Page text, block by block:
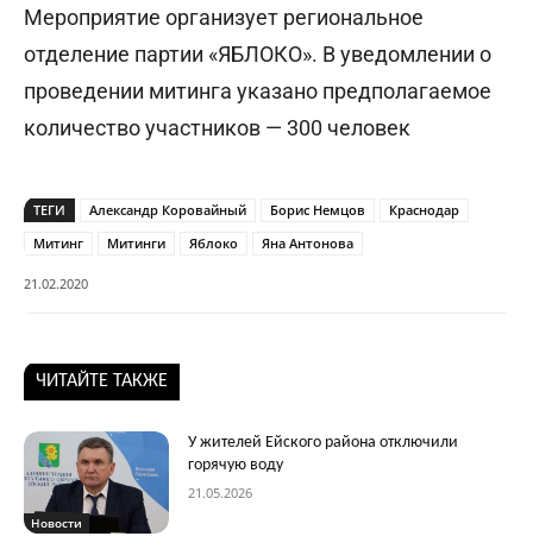
Мероприятие организует региональное
отделение партии «ЯБЛОКО». В уведомлении о
проведении митинга указано предполагаемое
количество участников — 300 человек
ТЕГИ Александр Коровайный Борис Немцов
Краснодар
Митинг
Митинги Яблоко Яна Антонова
21.02.2020
ЧИТАЙТЕ ТАКЖЕ
Новости
У жителей Ейского района отключили
горячую воду
21.05.2026